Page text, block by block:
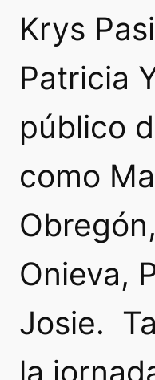
Krys
Patricia
público
como
Onieva,
Josie.
la